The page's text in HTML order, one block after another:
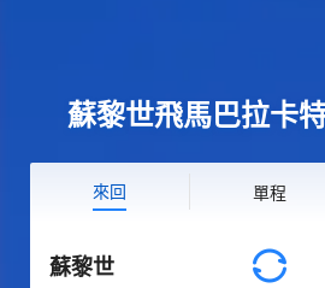
蘇黎世飛馬巴拉卡
來回 單程
蘇黎世